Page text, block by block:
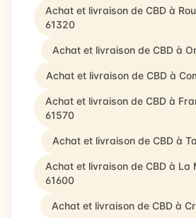
Achat et livraison de CBD à
61320
Achat et livraison de CBD à
Achat et livraison de CBD à
Achat et livraison de CBD à
61570
Achat et livraison de CBD à
Achat et livraison de CBD à La
61600
Achat et livraison de CBD à